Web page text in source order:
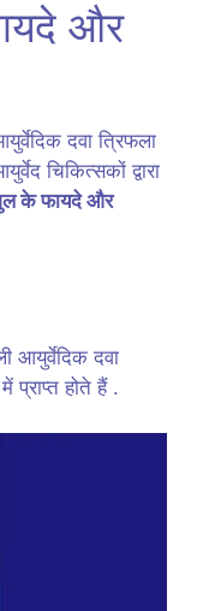
और
दवा त्रिफला
चिकित्सकों द्वारा
के फायदे और
आयुर्वेदिक दवा
प्राप्त होते हैं .